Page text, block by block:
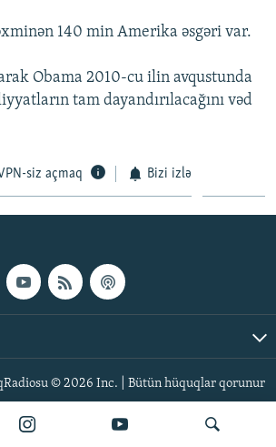
STANDARTLARIMIZ
ISTIFADƏ
140 min Amerika əsgəri var.
Obama 2010-cu ilin avqustunda
tam dayandırılacağını vəd
siz açmaq Bizi izlə
© 2026 Inc. | Bütün hüquqlar qorunur